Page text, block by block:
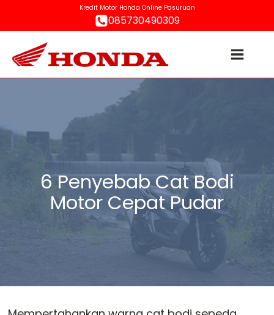
Kredit Motor Honda Online Pasuruan
085730490309
6 Penyebab Cat Bodi
Motor Cepat Pudar